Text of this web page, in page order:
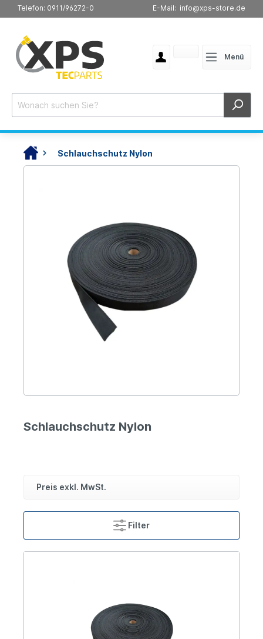
Telefon: 0911/96272-0 E-Mail: info@xps-store.de
Menü
Schlauchschutz Nylon
Schlauchschutz Nylon
Preis exkl. MwSt.
Filter